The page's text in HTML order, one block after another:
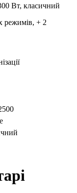
Вт, класичний
режимів, + 2